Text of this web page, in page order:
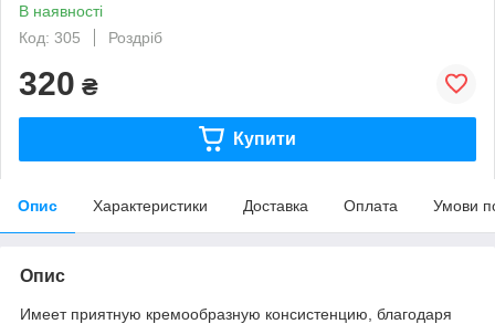
В наявності
Код: 305
Роздріб
320 ₴
Купити
Опис Характеристики Доставка Оплата Умови
Опис
Имеет приятную кремообразную консистенцию, благодаря